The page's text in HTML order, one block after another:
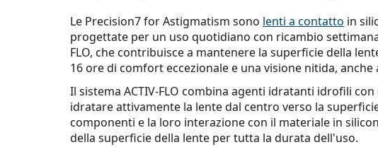
Le Precision7 for Astigmatism sono lenti a contatto in
progettate per un uso quotidiano con ricambio
FLO, che contribuisce a mantenere la superficie della
16 ore di comfort eccezionale e una visione nitida,
Il sistema ACTIV-FLO combina agenti idratanti idrofili
idratare attivamente la lente dal centro verso la
componenti e la loro interazione con il materiale in
della superficie della lente per tutta la durata dell'uso.